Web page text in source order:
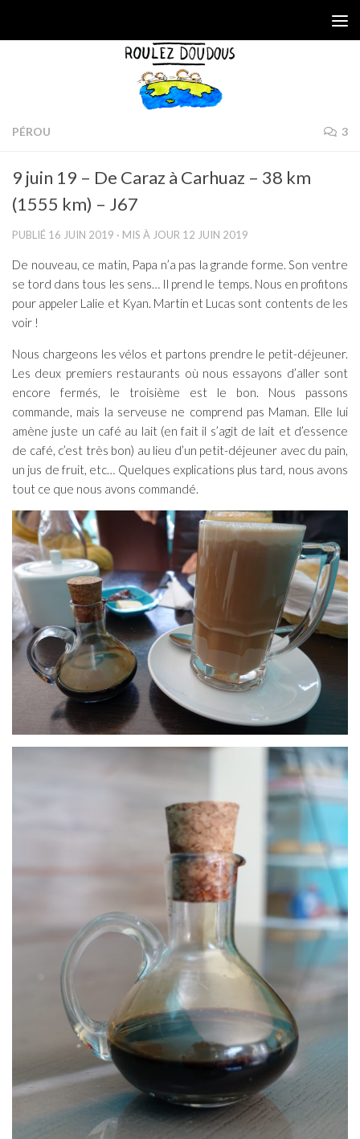
PÉROU 3
9 juin 19 – De Caraz à Carhuaz – 38 km
(1555 km) – J67
PUBLIÉ 16 JUIN 2019 · MIS À JOUR 12 JUIN 2019
De nouveau, ce matin, Papa n’a pas la grande forme. Son ventre
se tord dans tous les sens… Il prend le temps. Nous en profitons
pour appeler Lalie et Kyan. Martin et Lucas sont contents de les
voir !
Nous chargeons les vélos et partons prendre le petit-déjeuner.
Les deux premiers restaurants où nous essayons d’aller sont
encore fermés, le troisième est le bon. Nous passons
commande, mais la serveuse ne comprend pas Maman. Elle lui
amène juste un café au lait (en fait il s’agit de lait et d’essence
de café, c’est très bon) au lieu d’un petit-déjeuner avec du pain,
un jus de fruit, etc… Quelques explications plus tard, nous avons
tout ce que nous avons commandé.